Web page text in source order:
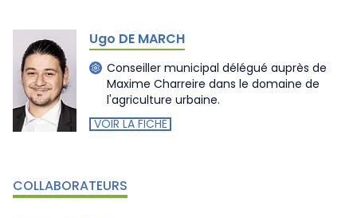
Ugo DE MARCH
Conseiller municipal délégué auprès de
Maxime Charreire dans le domaine de
l'agriculture urbaine.
VOIR LA FICHE
COLLABORATEURS